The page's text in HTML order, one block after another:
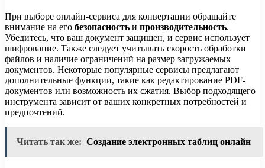
При выборе онлайн-сервиса для конвертации обращайте
внимание на его безопасность и производительность.
Убедитесь, что ваш документ защищен, и сервис использует
шифрование. Также следует учитывать скорость обработки
файлов и наличие ограничений на размер загружаемых
документов. Некоторые популярные сервисы предлагают
дополнительные функции, такие как редактирование PDF-
документов или возможность их сжатия. Выбор подходящего
инструмента зависит от ваших конкретных потребностей и
предпочтений.
Читать так же: Создание электронных таблиц онлайн